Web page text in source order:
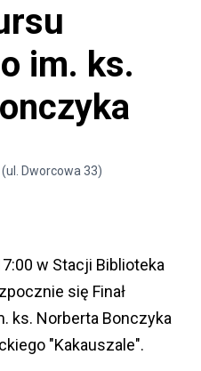
im. ks.
Dworcowa 33)
w Stacji Biblioteka
się Finał
ks. Norberta Bonczyka
"Kakauszale".